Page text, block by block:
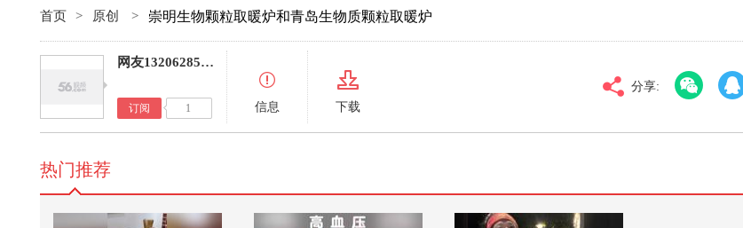
首页 > 原创 > 崇明生物颗粒取暖炉和青岛生物质颗粒取暖炉
网友13206285916161392
订阅 1 信息 下载
分享:
热门推荐